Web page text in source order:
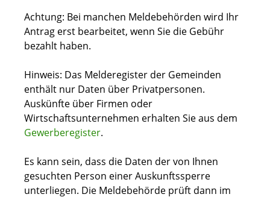
Achtung: Bei manchen Meldebehörden wird Ihr
Antrag erst bearbeitet, wenn Sie die Gebühr
bezahlt haben.
Hinweis: Das Melderegister der Gemeinden
enthält nur Daten über Privatpersonen.
Auskünfte über Firmen oder
Wirtschaftsunternehmen erhalten Sie aus dem
Gewerberegister.
Es kann sein, dass die Daten der von Ihnen
gesuchten Person einer Auskunftssperre
unterliegen. Die Meldebehörde prüft dann im